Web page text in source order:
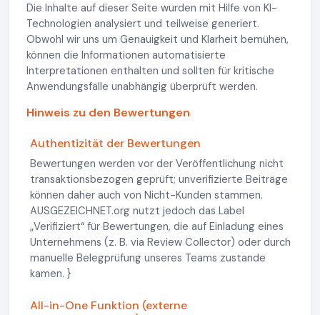
Die Inhalte auf dieser Seite wurden mit Hilfe von KI-
Technologien analysiert und teilweise generiert.
Obwohl wir uns um Genauigkeit und Klarheit bemühen,
können die Informationen automatisierte
Interpretationen enthalten und sollten für kritische
Anwendungsfälle unabhängig überprüft werden.
Hinweis zu den Bewertungen
Authentizität der Bewertungen
Bewertungen werden vor der Veröffentlichung nicht
transaktionsbezogen geprüft; unverifizierte Beiträge
können daher auch von Nicht-Kunden stammen.
AUSGEZEICHNET.org nutzt jedoch das Label
„Verifiziert“ für Bewertungen, die auf Einladung eines
Unternehmens (z. B. via Review Collector) oder durch
manuelle Belegprüfung unseres Teams zustande
kamen. }
All-in-One Funktion (externe